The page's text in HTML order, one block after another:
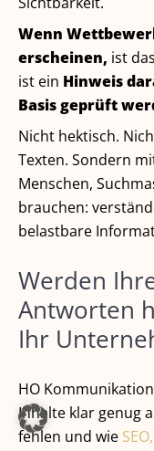
Wenn
erscheinen, ist
ist ein Hinweis
Basis geprüft
Nicht hektisch.
Texten. Sondern
Menschen,
brauchen:
belastbare
Werden
Antworten
Ihr
HO
Inhalte klar genug
fehlen und wie